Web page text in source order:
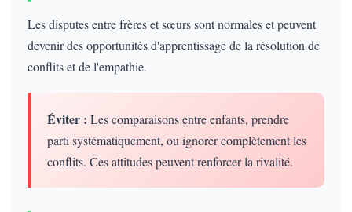
Les disputes entre frères et sœurs sont normales et peuvent
devenir des opportunités d'apprentissage de la résolution de
conflits et de l'empathie.
Éviter : Les comparaisons entre enfants, prendre
parti systématiquement, ou ignorer complètement les
conflits. Ces attitudes peuvent renforcer la rivalité.